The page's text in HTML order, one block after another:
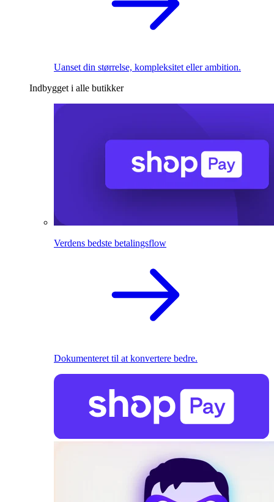
Uanset din størrelse, kompleksitet eller ambition.
Indbygget i alle butikker
Verdens bedste betalingsflow
Dokumenteret til at konvertere bedre.